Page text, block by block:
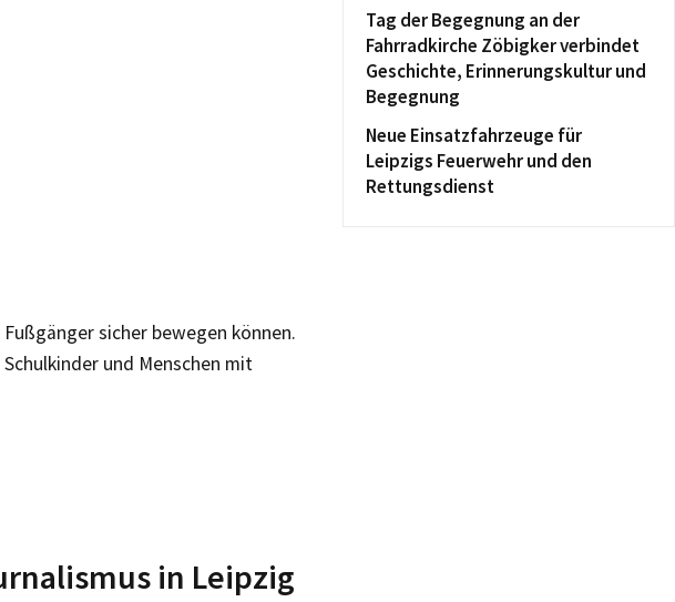
sicher bewegen können.
und Menschen mit
in Leipzig
Tag der Begegnung an der
Fahrradkirche Zöbigker verbindet
Geschichte, Erinnerungskultur und
Begegnung
Neue Einsatzfahrzeuge für
Leipzigs Feuerwehr und den
Rettungsdienst